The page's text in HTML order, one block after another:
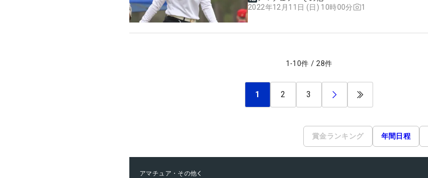
2022年12月11日 (日) 10時00分
1
1 -10件 / 28件
1 2 3
賞金ランキング 年間日程
アマチュア・その他